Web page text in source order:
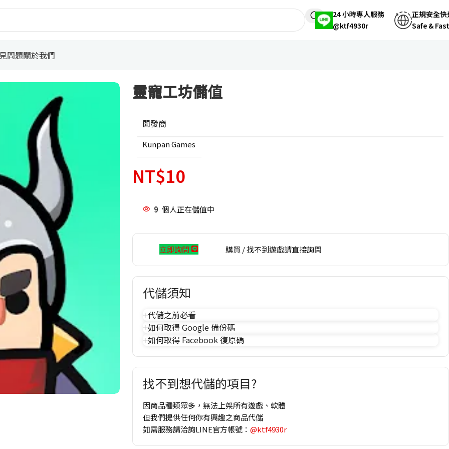
24 小時專人服務
@ktf4930r
正規安全快
Safe & Fast
問題關於我們
靈寵工坊儲值
開發商
Kunpan Games
NT$10
9 個人正在儲值中
立即詢問 購買 / 找不到遊戲請直接詢問
代儲須知
代儲之前必看
如何取得 Google 備份碼
如何取得 Facebook 復原碼
找不到想代儲的項目?
因商品種類眾多，無法上架所有遊戲、軟體
但我們提供任何你有興趣之商品代儲
如需服務請洽詢LINE官方帳號： @ktf4930r